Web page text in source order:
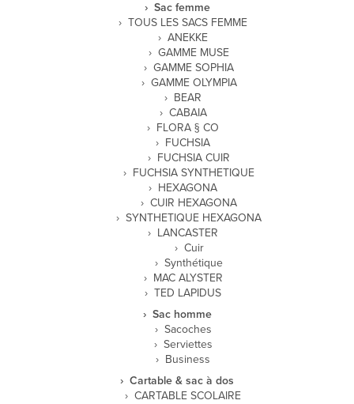
Sac femme
TOUS LES SACS FEMME
ANEKKE
GAMME MUSE
GAMME SOPHIA
GAMME OLYMPIA
BEAR
CABAIA
FLORA § CO
FUCHSIA
FUCHSIA CUIR
FUCHSIA SYNTHETIQUE
HEXAGONA
CUIR HEXAGONA
SYNTHETIQUE HEXAGONA
LANCASTER
Cuir
Synthétique
MAC ALYSTER
TED LAPIDUS
Sac homme
Sacoches
Serviettes
Business
Cartable & sac à dos
CARTABLE SCOLAIRE